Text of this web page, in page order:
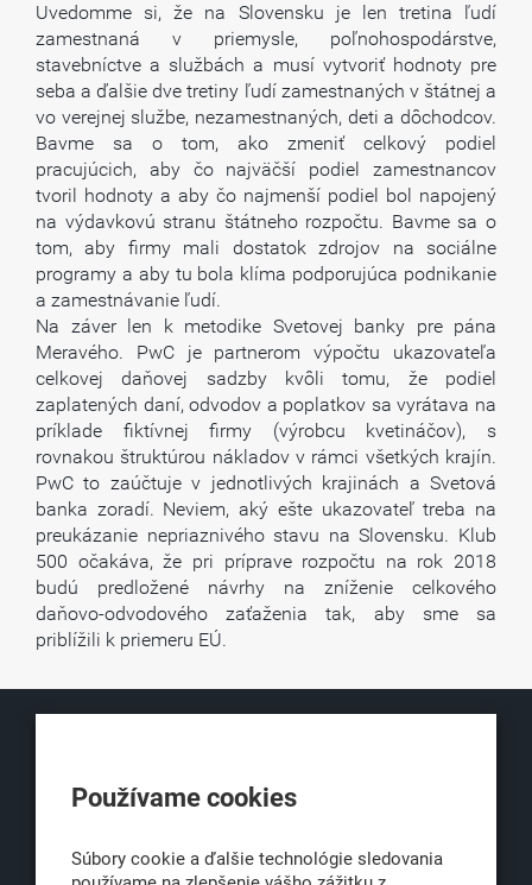
Uvedomme si, že na Slovensku je len tretina ľudí
zamestnaná v priemysle, poľnohospodárstve,
stavebníctve a službách a musí vytvoriť hodnoty pre
seba a ďalšie dve tretiny ľudí zamestnaných v štátnej a
vo verejnej službe, nezamestnaných, deti a dôchodcov.
Bavme sa o tom, ako zmeniť celkový podiel
pracujúcich, aby čo najväčší podiel zamestnancov
tvoril hodnoty a aby čo najmenší podiel bol napojený
na výdavkovú stranu štátneho rozpočtu. Bavme sa o
tom, aby firmy mali dostatok zdrojov na sociálne
programy a aby tu bola klíma podporujúca podnikanie
a zamestnávanie ľudí.
Na záver len k metodike Svetovej banky pre pána
Meravého. PwC je partnerom výpočtu ukazovateľa
celkovej daňovej sadzby kvôli tomu, že podiel
zaplatených daní, odvodov a poplatkov sa vyrátava na
príklade fiktívnej firmy (výrobcu kvetináčov), s
rovnakou štruktúrou nákladov v rámci všetkých krajín.
PwC to zaúčtuje v jednotlivých krajinách a Svetová
banka zoradí. Neviem, aký ešte ukazovateľ treba na
preukázanie nepriaznivého stavu na Slovensku. Klub
500 očakáva, že pri príprave rozpočtu na rok 2018
budú predložené návrhy na zníženie celkového
daňovo-odvodového zaťaženia tak, aby sme sa
priblížili k priemeru EÚ.
Obchodná 6
Používame cookies
Súbory cookie a ďalšie technológie sledovania